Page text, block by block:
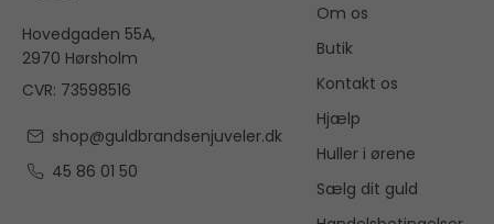
Hovedgaden 55A,
2970 Hørsholm
CVR: 73598516
shop@guldbrandsenjuveler.dk
45 86 01 50
Om os
Butik
Kontakt os
Hjælp
Huller i ørene
Sælg dit guld